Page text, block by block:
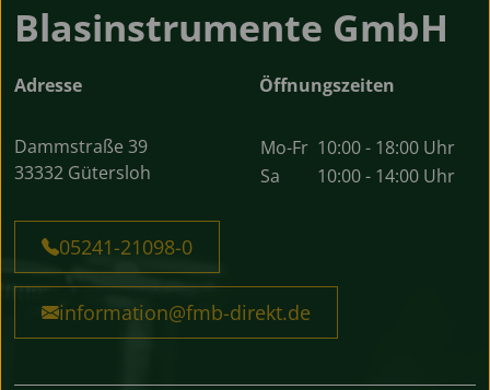
Blasinstrumente GmbH
Adresse
Dammstraße 39
33332 Gütersloh
Öffnungszeiten
Mo-Fr 10:00 - 18:00 Uhr
Sa
10:00 - 14:00 Uhr
05241-21098-0
information@fmb-direkt.de